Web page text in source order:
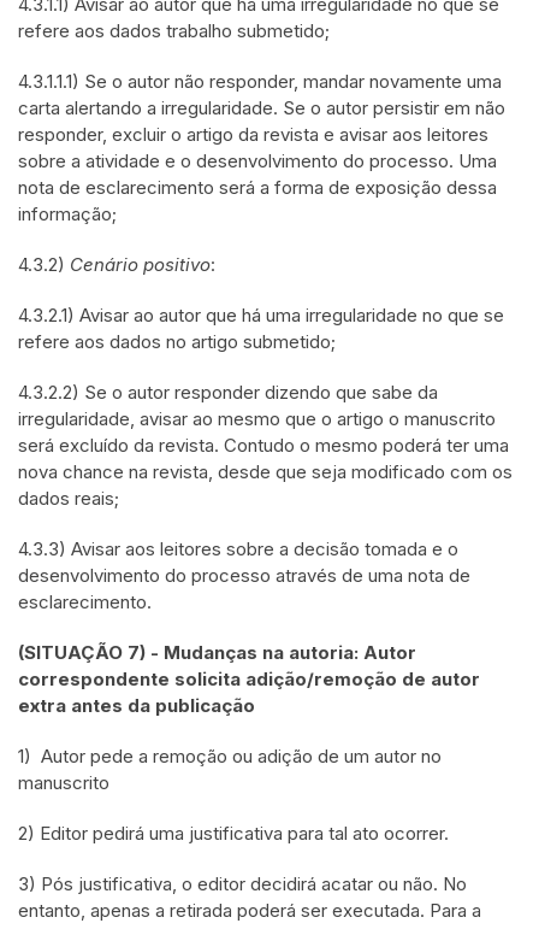
refere aos dados trabalho submetido;
4.3.1.1.1) Se o autor não responder, mandar novamente uma
carta alertando a irregularidade. Se o autor persistir em não
responder, excluir o artigo da revista e avisar aos leitores
sobre a atividade e o desenvolvimento do processo. Uma
nota de esclarecimento será a forma de exposição dessa
informação;
4.3.2) Cenário positivo:
4.3.2.1) Avisar ao autor que há uma irregularidade no que se
refere aos dados no artigo submetido;
4.3.2.2) Se o autor responder dizendo que sabe da
irregularidade, avisar ao mesmo que o artigo o manuscrito
será excluído da revista. Contudo o mesmo poderá ter uma
nova chance na revista, desde que seja modificado com os
dados reais;
4.3.3) Avisar aos leitores sobre a decisão tomada e o
desenvolvimento do processo através de uma nota de
esclarecimento.
(SITUAÇÃO 7) - Mudanças na autoria: Autor
correspondente solicita adição/remoção de autor
extra antes da publicação
1) Autor pede a remoção ou adição de um autor no
manuscrito
2) Editor pedirá uma justificativa para tal ato ocorrer.
3) Pós justificativa, o editor decidirá acatar ou não. No
entanto, apenas a retirada poderá ser executada. Para a